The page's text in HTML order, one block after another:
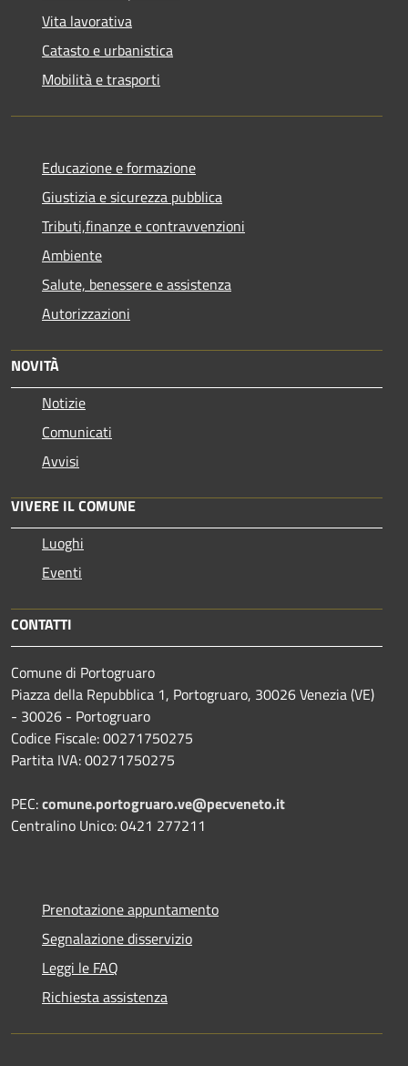
Vita lavorativa
Catasto e urbanistica
Mobilità e trasporti
Educazione e formazione
Giustizia e sicurezza pubblica
Tributi,finanze e contravvenzioni
Ambiente
Salute, benessere e assistenza
Autorizzazioni
NOVITÀ
Notizie
Comunicati
Avvisi
VIVERE IL COMUNE
Luoghi
Eventi
CONTATTI
Comune di Portogruaro
Piazza della Repubblica 1, Portogruaro, 30026 Venezia (VE)
- 30026 - Portogruaro
Codice Fiscale: 00271750275
Partita IVA: 00271750275
PEC:comune.portogruaro.ve@pecveneto.it
Centralino Unico: 0421 277211
Prenotazione appuntamento
Segnalazione disservizio
Leggi le FAQ
Richiesta assistenza